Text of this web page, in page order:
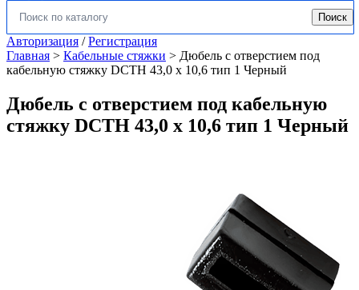
Искать: Поиск
Авторизация /Регистрация
Главная > Кабельные стяжки > Дюбель с отверстием под
кабельную стяжку DCTH 43,0 x 10,6 тип 1 Черный
Дюбель с отверстием под кабельную
стяжку DCTH 43,0 x 10,6 тип 1 Черный